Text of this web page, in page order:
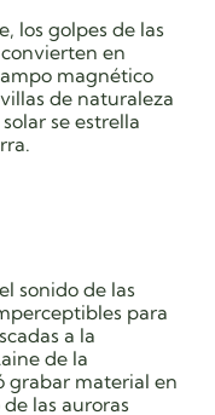
los golpes de las
en
magnético
de naturaleza
se estrella
sonido de las
para
a la
de la
grabar material en
las auroras